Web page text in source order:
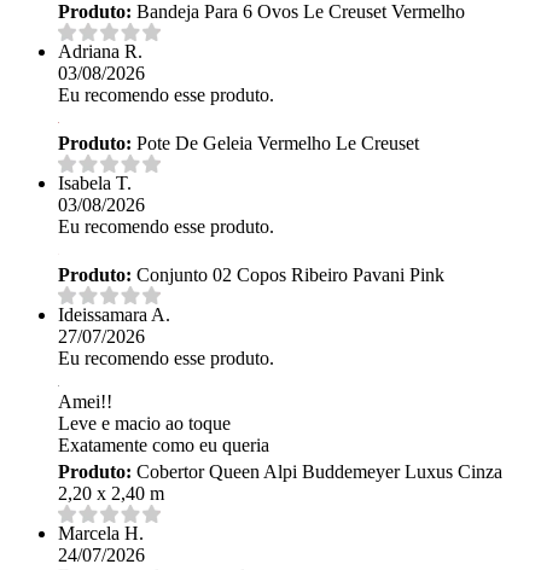
Produto: Bandeja Para 6 Ovos Le Creuset Vermelho
Adriana R.
03/08/2026
Eu recomendo esse produto.
Produto: Pote De Geleia Vermelho Le Creuset
Isabela T.
03/08/2026
Eu recomendo esse produto.
Produto: Conjunto 02 Copos Ribeiro Pavani Pink
Ideissamara A.
27/07/2026
Eu recomendo esse produto.
Amei!!
Leve e macio ao toque
Exatamente como eu queria
Produto: Cobertor Queen Alpi Buddemeyer Luxus Cinza
2,20 x 2,40 m
Marcela H.
24/07/2026